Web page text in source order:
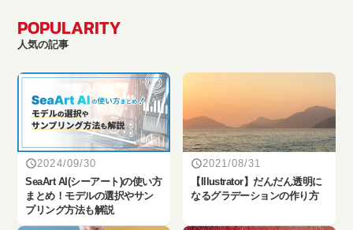
POPULARITY
人気の記事
2024/09/30
SeaArt AI(シーアート)の使い方
まとめ！モデルの選択やサン
プリング方法も解説
2021/08/31
【Illustrator】だんだん透明に
なるグラデーションの作り方